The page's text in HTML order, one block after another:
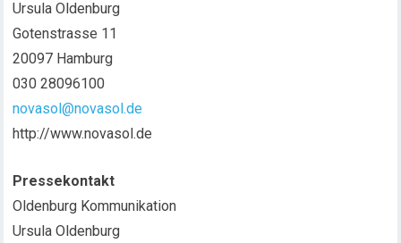
Ursula Oldenburg
Gotenstrasse 11
20097 Hamburg
030 28096100
novasol@novasol.de
http://www.novasol.de
Pressekontakt
Oldenburg Kommunikation
Ursula Oldenburg